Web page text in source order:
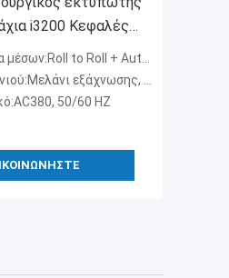
i3200 Κεφαλές
Εκτυπωτής
άμεση
to Roll + Auto Feeding + Auto Roll Up
εξάχνωσης, μελάνι χρωστικών ουσιών
50/60 HZ